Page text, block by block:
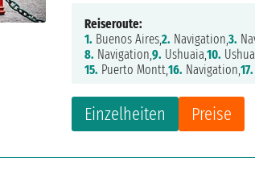
Einzelheiten Preise
Reiseroute:
1. Buenos Aires,2. Navigation,3.
8. Navigation,9. Ushuaia,10.
15. Puerto Montt,16. Navigation,17.